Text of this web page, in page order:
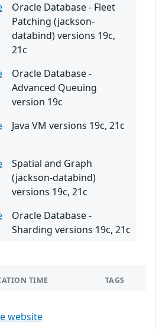
Oracle Database - Fleet
Patching (jackson-
databind) versions 19c,
21c
Oracle Database -
Advanced Queuing
version 19c
Java VM versions 19c, 21c
Spatial and Graph
(jackson-databind)
versions 19c, 21c
Oracle Database -
Sharding versions 19c, 21c
TIME TAGS
website